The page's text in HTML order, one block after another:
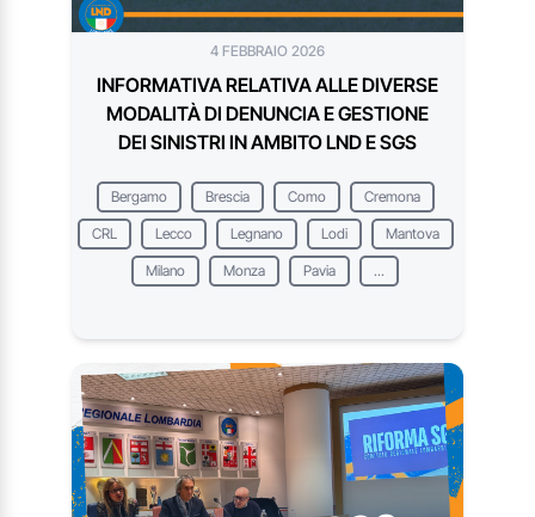
4 FEBBRAIO 2026
INFORMATIVA RELATIVA ALLE DIVERSE
MODALITÀ DI DENUNCIA E GESTIONE
DEI SINISTRI IN AMBITO LND E SGS
Bergamo Brescia Como Cremona
CRL Lecco Legnano Lodi Mantova
Milano Monza Pavia ...